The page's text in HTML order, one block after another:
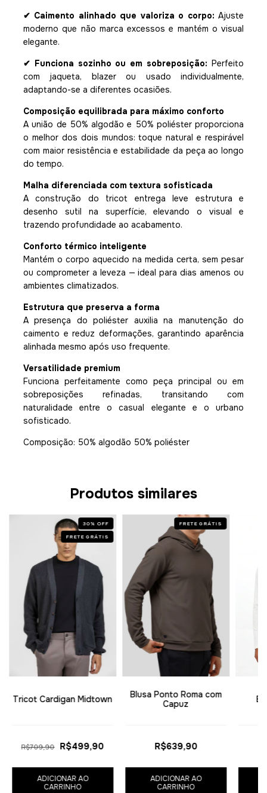
✔ Caimento alinhado que valoriza o corpo: Ajuste
moderno que não marca excessos e mantém o visual
elegante.
✔ Funciona sozinho ou em sobreposição: Perfeito
com jaqueta, blazer ou usado individualmente,
adaptando-se a diferentes ocasiões.
Composição equilibrada para máximo conforto
A união de 50% algodão e 50% poliéster proporciona
o melhor dos dois mundos: toque natural e respirável
com maior resistência e estabilidade da peça ao longo
do tempo.
Malha diferenciada com textura sofisticada
A construção do tricot entrega leve estrutura e
desenho sutil na superfície, elevando o visual e
trazendo profundidade ao acabamento.
Conforto térmico inteligente
Mantém o corpo aquecido na medida certa, sem pesar
ou comprometer a leveza — ideal para dias amenos ou
ambientes climatizados.
Estrutura que preserva a forma
A presença do poliéster auxilia na manutenção do
caimento e reduz deformações, garantindo aparência
alinhada mesmo após uso frequente.
Versatilidade premium
Funciona perfeitamente como peça principal ou em
sobreposições refinadas, transitando com
naturalidade entre o casual elegante e o urbano
sofisticado.
Composição: 50% algodão 50% poliéster
Produtos similares
30%OFF
FRETE GRÁTIS
Tricot Cardigan Midtown
R$709,90 R$499,90
ADICIONAR AO
CARRINHO
FRETE GRÁTIS
Blusa Ponto Roma com
Capuz
R$639,90
ADICIONAR AO
CARRINHO